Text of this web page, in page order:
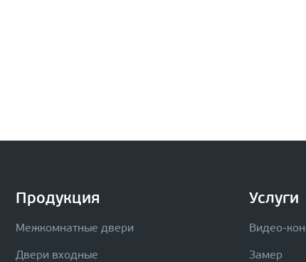
Продукция
Межкомнатные двери
Двери входные
Услуги
Видео-
Замер